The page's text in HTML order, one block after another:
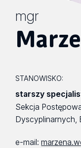
mgr
STANOWISKO:
starszy
Sekcja
Dyscyplinarnych,
e-mail: